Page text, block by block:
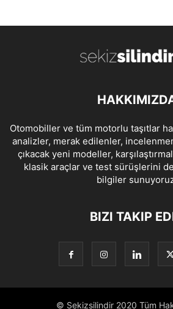
Otomobiller ve tüm motorlu taşıtlar
analizler, merak edilenler,
çıkacak yeni modeller,
klasik araçlar ve test sürüşlerini
bilgiler
BIZI TAKIP
© Sekizsilindir 2020 Tüm